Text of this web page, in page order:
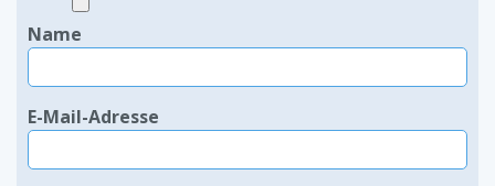
Name
E-Mail-Adresse